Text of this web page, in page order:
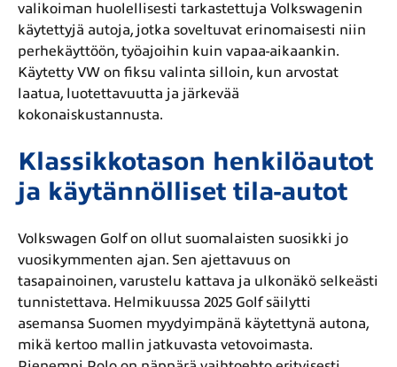
valikoiman huolellisesti tarkastettuja Volkswagenin
käytettyjä autoja, jotka soveltuvat erinomaisesti niin
perhekäyttöön, työajoihin kuin vapaa-aikaankin.
Käytetty VW on fiksu valinta silloin, kun arvostat
laatua, luotettavuutta ja järkevää
kokonaiskustannusta.
Klassikkotason henkilöautot
ja käytännölliset tila-autot
Volkswagen Golf on ollut suomalaisten suosikki jo
vuosikymmenten ajan. Sen ajettavuus on
tasapainoinen, varustelu kattava ja ulkonäkö selkeästi
tunnistettava. Helmikuussa 2025 Golf säilytti
asemansa Suomen myydyimpänä käytettynä autona,
mikä kertoo mallin jatkuvasta vetovoimasta.